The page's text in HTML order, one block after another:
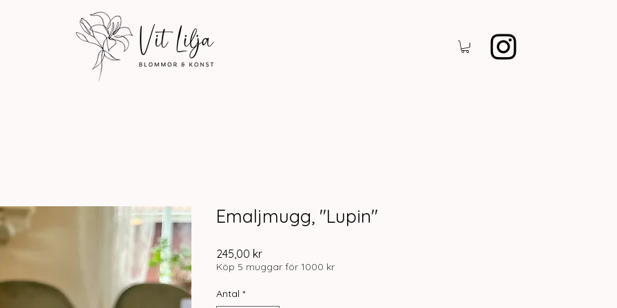
Emaljmugg, "Lupin"
245,00 krPris
Köp 5 muggar för 1000 kr
Antal *